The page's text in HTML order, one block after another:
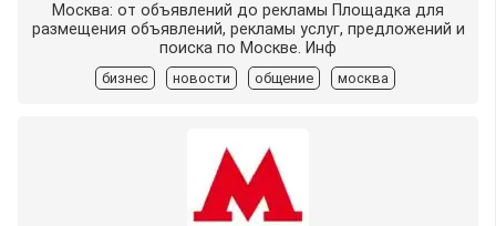
Москва: от объявлений до рекламы Площадка для
размещения объявлений, рекламы услуг, предложений и
поиска по Москве. Инф
бизнес новости общение москва